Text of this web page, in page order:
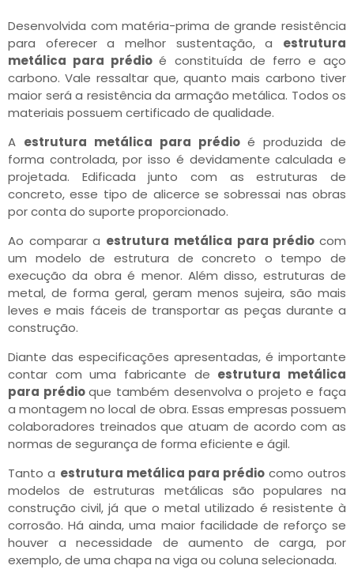
Desenvolvida com matéria-prima de grande resistência
para oferecer a melhor sustentação, a estrutura
metálica para prédio é constituída de ferro e aço
carbono. Vale ressaltar que, quanto mais carbono tiver
maior será a resistência da armação metálica. Todos os
materiais possuem certificado de qualidade.
A estrutura metálica para prédio é produzida de
forma controlada, por isso é devidamente calculada e
projetada. Edificada junto com as estruturas de
concreto, esse tipo de alicerce se sobressai nas obras
por conta do suporte proporcionado.
Ao comparar a estrutura metálica para prédio com
um modelo de estrutura de concreto o tempo de
execução da obra é menor. Além disso, estruturas de
metal, de forma geral, geram menos sujeira, são mais
leves e mais fáceis de transportar as peças durante a
construção.
Diante das especificações apresentadas, é importante
contar com uma fabricante de estrutura metálica
para prédio que também desenvolva o projeto e faça
a montagem no local de obra. Essas empresas possuem
colaboradores treinados que atuam de acordo com as
normas de segurança de forma eficiente e ágil.
Tanto a estrutura metálica para prédio como outros
modelos de estruturas metálicas são populares na
construção civil, já que o metal utilizado é resistente à
corrosão. Há ainda, uma maior facilidade de reforço se
houver a necessidade de aumento de carga, por
exemplo, de uma chapa na viga ou coluna selecionada.